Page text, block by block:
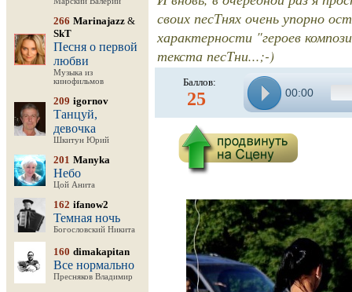
266 Marinajazz &
SkT
Песня о первой
любви
Музыка из
кинофильмов
209 igornov
Танцуй,
девочка
Шкитун Юрий
201 Manyka
Небо
Цой Анита
162 ifanow2
Темная ночь
Богословский Никита
160 dimakapitan
Все нормально
Пресняков Владимир
своих песТнях очень упорно
характерности "героев
текста песТни...;-)
Баллов:
25 00:00